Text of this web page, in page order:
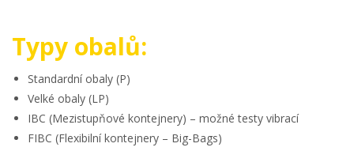
Typy obalů:
Standardní obaly (P)
Velké obaly (LP)
IBC (Mezistupňové kontejnery) – možné testy vibrací
FIBC (Flexibilní kontejnery – Big-Bags)